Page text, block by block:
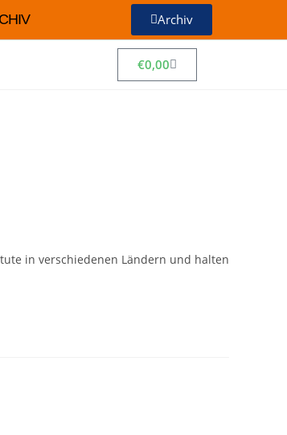
Archiv
€0,00
in verschiedenen Ländern und halten